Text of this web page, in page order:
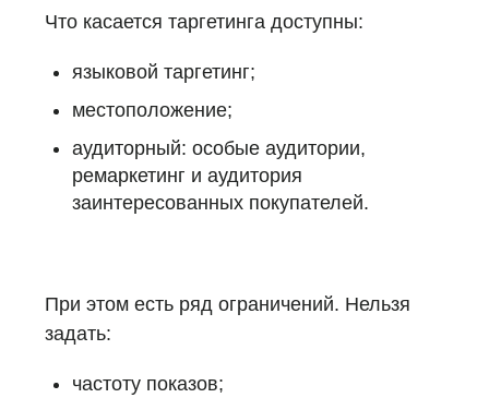
Что касается таргетинга доступны:
языковой таргетинг;
местоположение;
аудиторный: особые аудитории,
ремаркетинг и аудитория
заинтересованных покупателей.
При этом есть ряд ограничений. Нельзя
задать:
частоту показов;